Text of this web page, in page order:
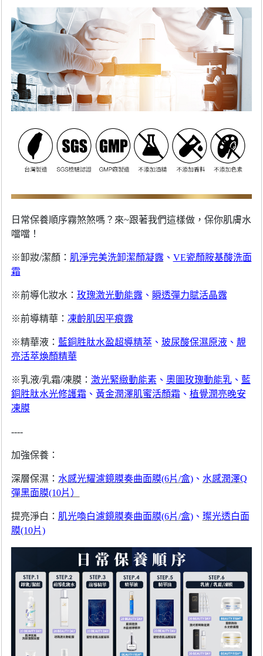
日常保養順序霧煞煞嗎？來~跟著我們這樣做，保你肌膚水
噹噹！
※卸妝/潔顏： 肌淨完美洗卸潔顏凝露、 VE瓷顏胺基酸洗面
霜
※前導化妝水： 玫瑰激光動能露、 瞬透彈力賦活晶露
※前導精華： 凍齡肌因平痕露
※精華液： 藍銅胜肽水盈超導精萃、 玻尿酸保濕原液、 靚
亮活萃煥顏精華
※乳液/乳霜/凍膜： 激光緊緻動能素、 奧圖玫瑰動能乳、 藍
銅胜肽水光修護霜 、 黃金潤澤肌蜜活顏霜 、 植覺潤亮晚安
凍膜
----
加強保養：
深層保濕： 水感光耀濾鏡膜奏曲面膜(6片/盒)、 水感潤澤Q
彈黑面膜(10片）
提亮淨白： 肌光喚白濾鏡膜奏曲面膜(6片/盒)、 璨光透白面
膜(10片)